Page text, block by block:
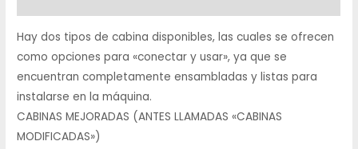
Hay dos tipos de cabina disponibles, las cuales se ofrecen
como opciones para «conectar y usar», ya que se
encuentran completamente ensambladas y listas para
instalarse en la máquina.
CABINAS MEJORADAS (ANTES LLAMADAS «CABINAS
MODIFICADAS»)